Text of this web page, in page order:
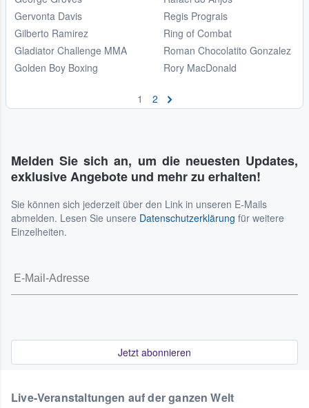
Gervonta Davis
Gilberto Ramirez
Gladiator Challenge MMA
Golden Boy Boxing
Regis Prograis
Ring of Combat
Roman Chocolatito Gonzalez
Rory MacDonald
1 2
Melden Sie sich an, um die neuesten Updates,
exklusive Angebote und mehr zu erhalten!
Sie können sich jederzeit über den Link in unseren E-Mails
abmelden. Lesen Sie unsere Datenschutzerklärung für weitere
Einzelheiten.
Jetzt abonnieren
Live-Veranstaltungen auf der ganzen Welt